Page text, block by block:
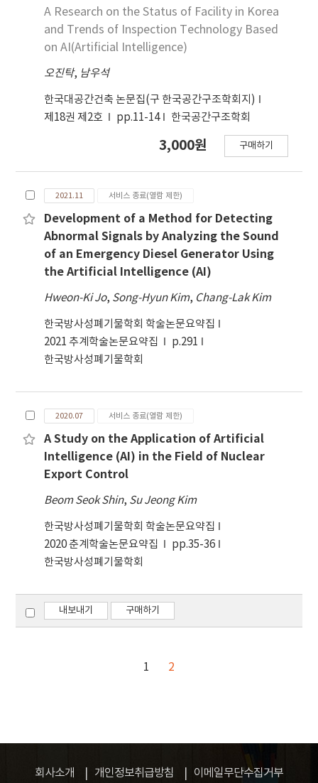
들이 공공의 이익을 판단을 돕기 위한 여러 가지 제도
와 장치들이 구성되어 있다. 대통령의 직무를 돕기 위
해 대통령의 인사권이 인정되는 ‘임명직’ 공직자
나 국회의원의 공공의 이익 판단을 위해 국민 세금으
로 운영되는 국회예산정책처, 국회입법조사처 등의
조사기관들이 그것이다. 이와 같이 최종 공익결정 권
한이 없는 중간 판단자와 공익 결정의 권한이 있는 결
정 주체 모두에게 AI는 유용할 수 있다. 물론, 대표를
선출하지 않는 (직접)민주주의 하에서도 AI는 기능할
수 있다. AI가 제공한 정보로 가부를 묻는 실시간 국민
때문이다. 다만, 이와 같은 경우에는 가부를 묻는 의제
의 선정을 사람이 아닌 AI가 맡기 때문에 실질적으로
는 AI가 사람을 지배하는 상황으로 변질 될 수 있는 위
험성도 매우 크다. 한 발 더 나아가 AI가 의제를 결정
하고 중간 판단도 하며 최종 공익 결정도 AI가 할 경우
사람은 주권을 포기하거나 강탈당하거나 양자 중에
선택해야 한다. 물론 이와 같은 경우는 헌법적으로 용
야 하는 인공지능의 특징이 있다. 대부분의 사람들은
사람에 비하여 훨씬 AI가 ‘객관적’이라 믿는다. 하
지만, AI는 어떤 알고리즘을 통하여 학습하는가에 따
큼이나 편견이 생겨 그 편향성이 강화된다면 AI에게
객관성을 기대하기 어렵다. 편향성을 가진 인공지능
이 의제를 결정하고 중간판단에도 개입하고 최종 공
익 결정도 누군가에 의해 의도적인 알고리즘 조작을
통해 가능하다면 그것이 우리 인류가 대의제를 고안
한 근본 원칙에 맞는 것인가에 대해 동의할 수 없음은
자명하다. 이것이 AI가 발전하면 서도 궁극적으로 공
공의 이익의 최종 판단을 합의제 의사결정 기구인 국
회에서 ‘사람’으로 구성된 국회의원이 해야만 하
는 이유이다. 객관적일 것이라 기대하는 AI도 우리만
는 것은 ‘불완전한 인간’들의 숙의를 통한 공익 추
구뿐이다.
A Research on the Status of Facility in Korea
and Trends of Inspection Technology Based
on AI(Artificial Intelligence)
오진탁, 남우석
한국대공간건축 논문집(구 한국공간구조학회지)
제18권 제2호
pp.11-14 한국공간구조학회
3,000원 구매하기
2021.11 서비스 종료(열람 제한)
Development of a Method for Detecting
Abnormal Signals by Analyzing the Sound
of an Emergency Diesel Generator Using
the Artificial Intelligence (AI)
Hweon-Ki Jo, Song-Hyun Kim, Chang-Lak Kim
한국방사성폐기물학회 학술논문요약집
2021 추계학술논문요약집
p.291
한국방사성폐기물학회
2020.07 서비스 종료(열람 제한)
A Study on the Application of Artificial
Intelligence (AI) in the Field of Nuclear
Export Control
Beom Seok Shin, Su Jeong Kim
한국방사성폐기물학회 학술논문요약집
2020 춘계학술논문요약집
pp.35-36
한국방사성폐기물학회
내보내기 구매하기
1 2
회사소개 개인정보취급방침 이메일무단수집거부